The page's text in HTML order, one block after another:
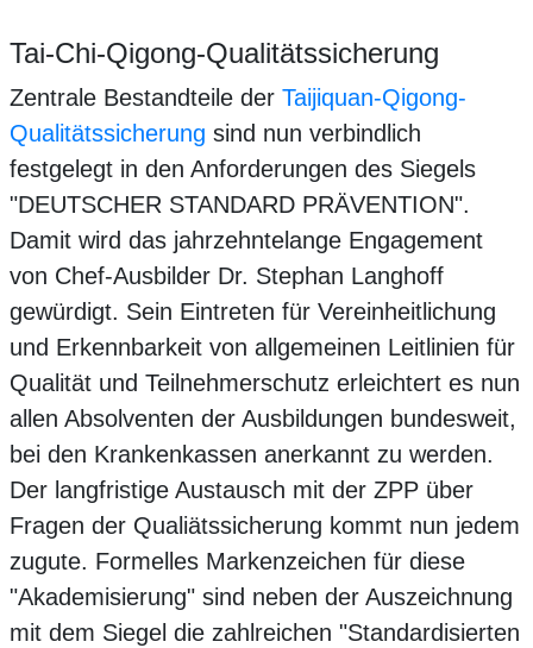
Tai-Chi-Qigong-Qualitätssicherung
Zentrale Bestandteile der Taijiquan-Qigong-
Qualitätssicherung sind nun verbindlich
festgelegt in den Anforderungen des Siegels
"DEUTSCHER STANDARD PRÄVENTION".
Damit wird das jahrzehntelange Engagement
von Chef-Ausbilder Dr. Stephan Langhoff
gewürdigt. Sein Eintreten für Vereinheitlichung
und Erkennbarkeit von allgemeinen Leitlinien für
Qualität und Teilnehmerschutz erleichtert es nun
allen Absolventen der Ausbildungen bundesweit,
bei den Krankenkassen anerkannt zu werden.
Der langfristige Austausch mit der ZPP über
Fragen der Qualiätssicherung kommt nun jedem
zugute. Formelles Markenzeichen für diese
"Akademisierung" sind neben der Auszeichnung
mit dem Siegel die zahlreichen "Standardisierten